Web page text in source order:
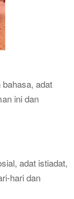
adat
ini dan
adat istiadat,
hari dan